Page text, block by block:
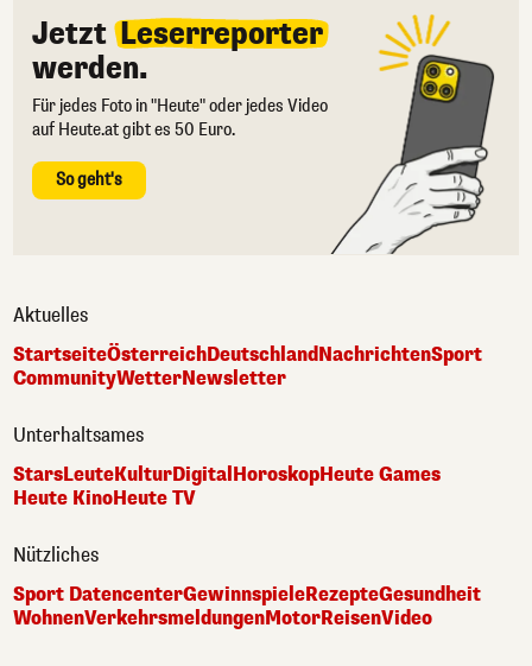
Jetzt Leserreporter
werden.
Für jedes Foto in "Heute" oder jedes Video
auf Heute.at gibt es 50 Euro.
So geht's
Aktuelles
StartseiteÖsterreichDeutschlandNachrichtenSport
CommunityWetterNewsletter
Unterhaltsames
StarsLeuteKulturDigitalHoroskopHeute Games
Heute KinoHeute TV
Nützliches
Sport DatencenterGewinnspieleRezepteGesundheit
WohnenVerkehrsmeldungenMotorReisenVideo